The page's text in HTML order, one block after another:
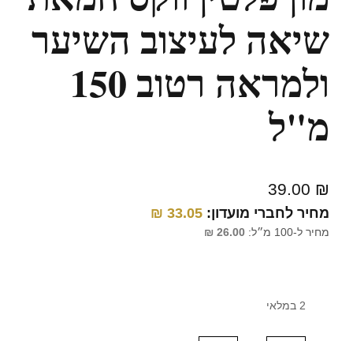
שיאה לעיצוב השיער
ולמראה רטוב 150
מ"ל
39.00 ₪
מחיר לחברי מועדון: 33.05
₪
מחיר ל-100 מ״ל: 26.00
₪
2 במלאי